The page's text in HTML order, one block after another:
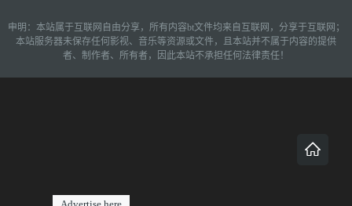
申明：本站属于互联网自由分享，所有内容bt文件均来自互联网，分享于互联网；
本站服务器未保存任何影视、音乐等资源或文件，且本站并不属于内容的提供
者、制作者、所有者，因此本站不承担任何法律责任！